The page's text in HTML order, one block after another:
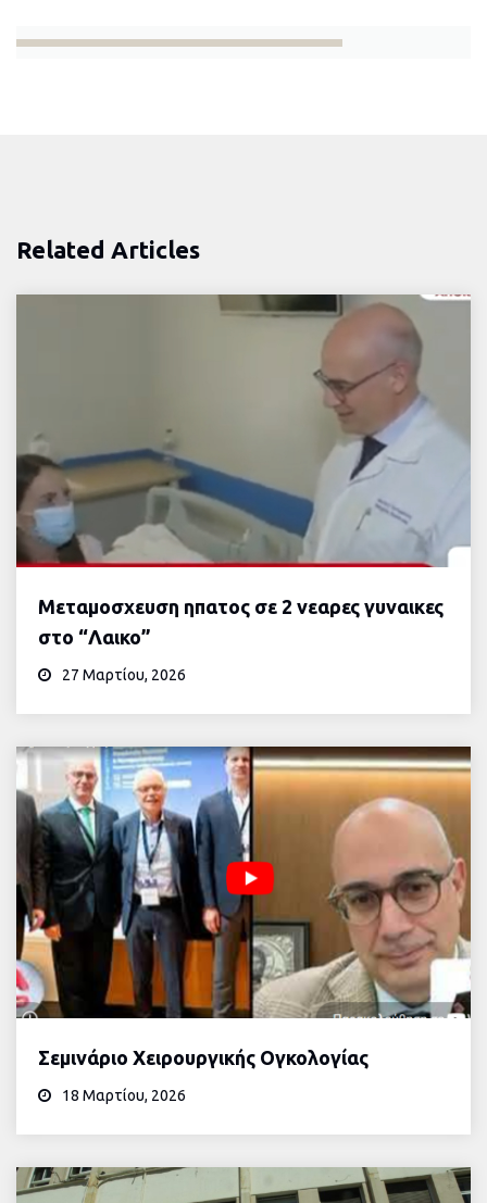
Related Articles
Μεταμοσχευση ηπατος σε 2 νεαρες γυναικες
στο “Λαικο”
27 Μαρτίου, 2026
Σεμινάριο Χειρουργικής Ογκολογίας
18 Μαρτίου, 2026